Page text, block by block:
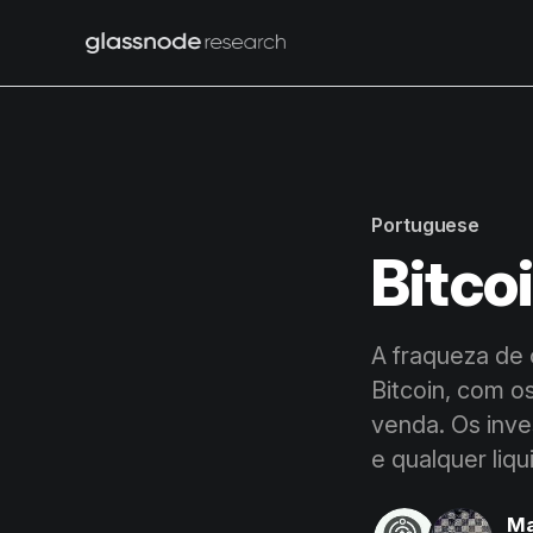
Portuguese
A fraqueza de
Bitcoin, com
venda. Os
e qualquer